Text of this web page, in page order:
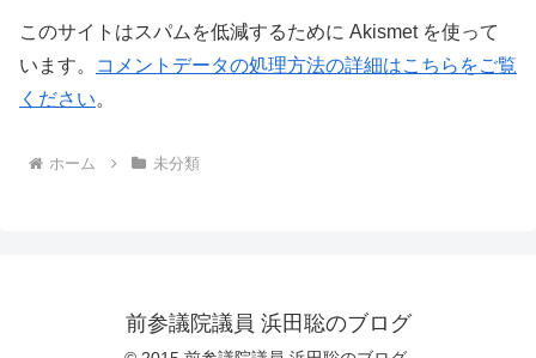
このサイトはスパムを低減するために Akismet を使って
います。
コメントデータの処理方法の詳細はこちらをご覧
ください。
ホーム 未分類
前参議院議員 浜田聡のブログ